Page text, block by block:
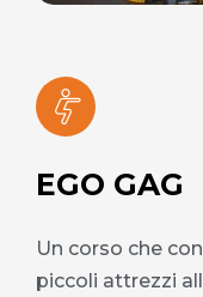
EGO GAG
Un corso che
piccoli attrezzi